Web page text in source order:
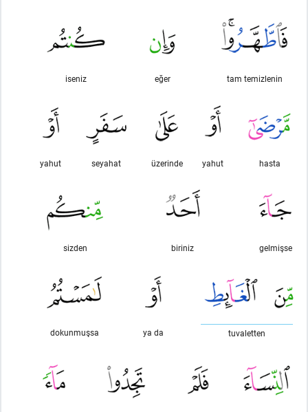
tam temizlenin
eğer
iseniz
hasta
yahut
üzerinde
seyahat
yahut
gelmişse
biriniz
sizden
tuvaletten
ya da
dokunmuşsa